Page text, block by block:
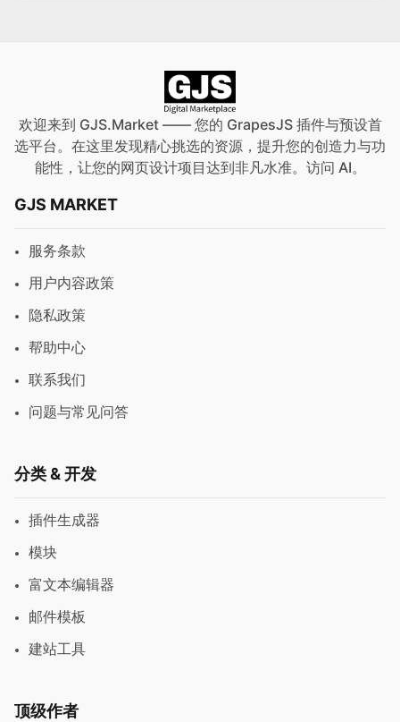
欢迎来到 GJS.Market —— 您的 GrapesJS 插件与预设首
选平台。在这里发现精心挑选的资源，提升您的创造力与功
能性，让您的网页设计项目达到非凡水准。访问 AI。
GJS MARKET
服务条款
用户内容政策
隐私政策
帮助中心
联系我们
问题与常见问答
分类 & 开发
插件生成器
模块
富文本编辑器
邮件模板
建站工具
顶级作者